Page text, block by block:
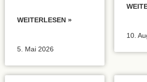
WEITERLESEN »
5. Mai 2026
10.